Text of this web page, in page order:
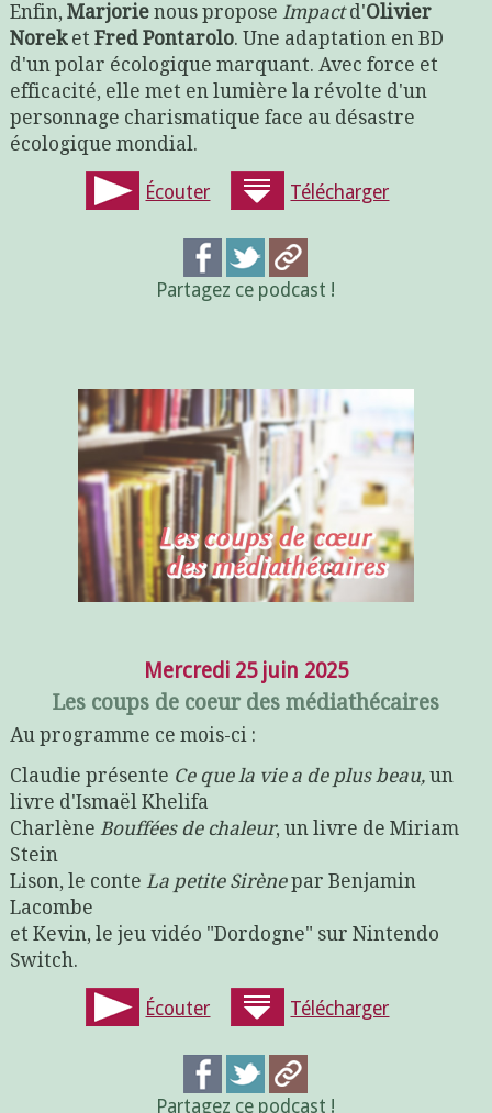
Enfin, Marjorienous propose Impactd'Olivier
Noreket Fred Pontarolo. Une adaptation en BD
d'un polar écologique marquant. Avec force et
efficacité, elle met en lumière la révolte d'un
personnage charismatique face au désastre
écologique mondial.
Écouter Télécharger
Partagez ce podcast !
Mercredi 25 juin 2025
Les coups de coeur des médiathécaires
Au programme ce mois-ci :
Claudie présente Ce que la vie a de plus beau, un
livre d'Ismaël Khelifa
Charlène Bouffées de chaleur, un livre de Miriam
Stein
Lison, le conte La petite Sirènepar Benjamin
Lacombe
et Kevin, le jeu vidéo "Dordogne" sur Nintendo
Switch.
Écouter Télécharger
Partagez ce podcast !